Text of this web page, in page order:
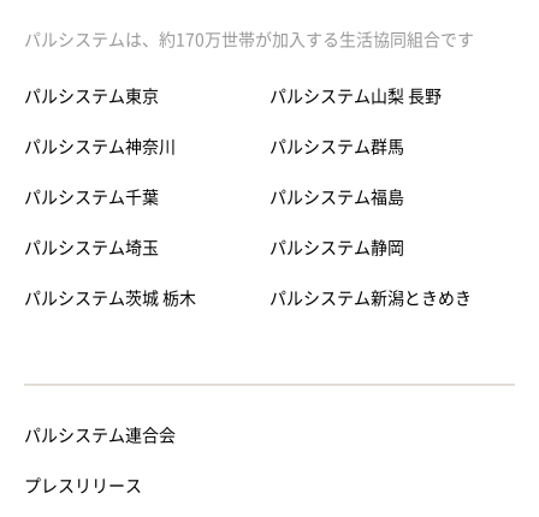
パルシステムは、約170万世帯が加入する生活協同組合です
パルシステム東京
パルシステム神奈川
パルシステム千葉
パルシステム埼玉
パルシステム茨城 栃木
パルシステム山梨 長野
パルシステム群馬
パルシステム福島
パルシステム静岡
パルシステム新潟ときめき
パルシステム連合会
プレスリリース